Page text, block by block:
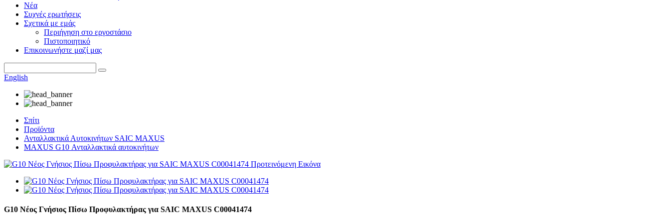
Νέα
Συχνές ερωτήσεις
Σχετικά με εμάς
Περιήγηση στο εργοστάσιο
Πιστοποιητικό
Επικοινωνήστε μαζί μας
English
Σπίτι
Προϊόντα
Ανταλλακτικά Αυτοκινήτων SAIC MAXUS
MAXUS G10 Ανταλλακτικά αυτοκινήτων
G10 Νέος Γνήσιος Πίσω Προφυλακτήρας για SAIC MAXUS C00041474